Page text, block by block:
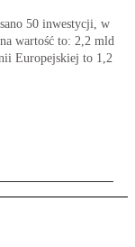
50 inwestycji, w
wartość to: 2,2 mld
Europejskiej to 1,2